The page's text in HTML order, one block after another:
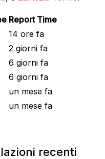
Report Time
14 ore fa
2 giorni fa
6 giorni fa
6 giorni fa
un mese fa
un mese fa
recenti